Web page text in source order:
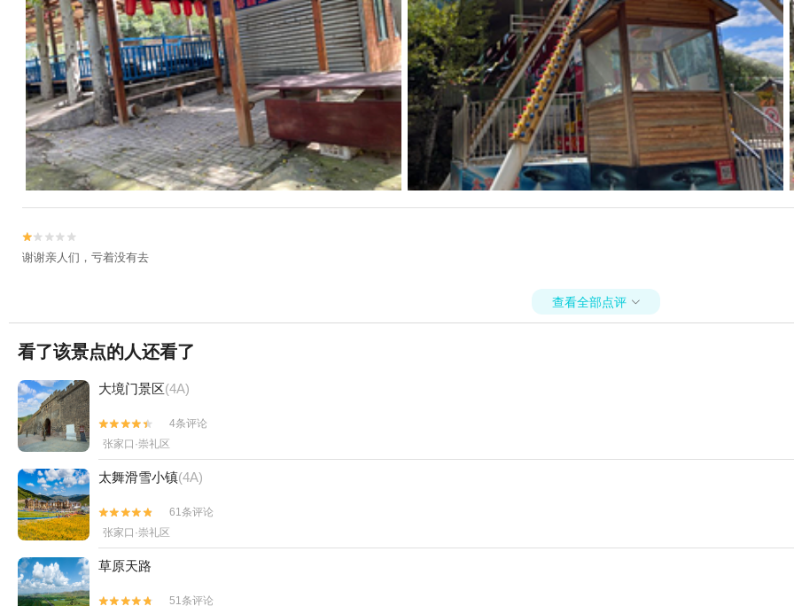


谢谢亲人们，亏着没有去
查看全部点评 
看了该景点的人还看了
大境门景区(4A)


4条评论
张家口·崇礼区
太舞滑雪小镇(4A)


61条评论
张家口·崇礼区
草原天路

 51条评论